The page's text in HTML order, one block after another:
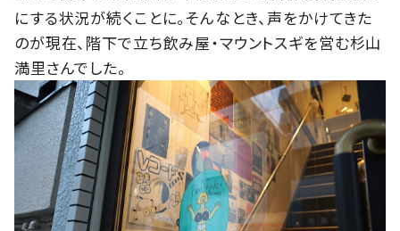
にする状況が続くことに。そんなとき、声をかけてきた
のが現在、階下で立ち飲み屋・マウントスギを営む杉山
満里さんでした。